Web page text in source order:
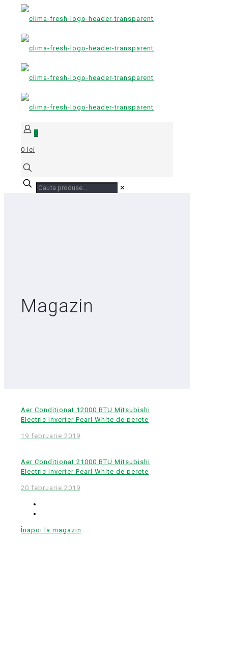
0
0 lei
✕
Magazin
Aer Conditionat 12000 BTU Mitsubishi
Electric Inverter Pearl White de perete
19 februarie 2019
Aer Conditionat 21000 BTU Mitsubishi
Electric Inverter Pearl White de perete
20 februarie 2019
Înapoi la magazin